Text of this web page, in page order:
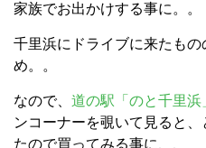
家族でお出かけする事に。。
千里浜にドライブに来たも
め。。
なので、 道の駅「のと千里浜
ンコーナーを覗いて見ると
たので買ってみる事に、、